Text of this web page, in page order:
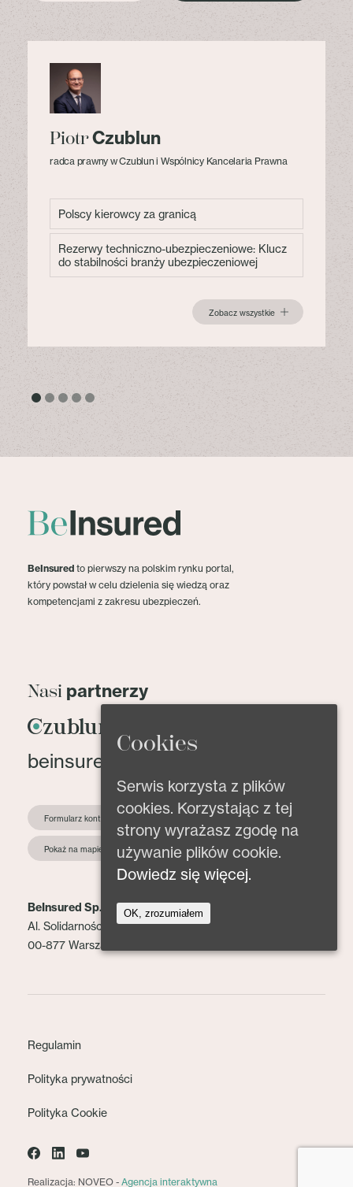
PiotrCzublun
radca prawny w Czublun i Wspólnicy Kancelaria Prawna
Polscy kierowcy za granicą
Rezerwy techniczno-ubezpieczeniowe: Klucz
do stabilności branży ubezpieczeniowej
Zobacz wszystkie
BeInsured to pierwszy na polskim rynku portal,
który powstał w celu dzielenia się wiedzą oraz
kompetencjami z zakresu ubezpieczeń.
Nasi partnerzy
beinsured@beinsured.pl
Formularz kontaktowy
Pokaż na mapie
BeInsured Sp. z o.o.
Al. Solidarności 153 lok. 2
00-877 Warszawa
Regulamin
Polityka prywatności
Polityka Cookie
Realizacja: NOVEO - Agencja interaktywna
Cookies
Serwis korzysta z plików
cookies. Korzystając z tej
strony wyrażasz zgodę na
używanie plików cookie.
Dowiedz się więcej.
OK, zrozumiałem